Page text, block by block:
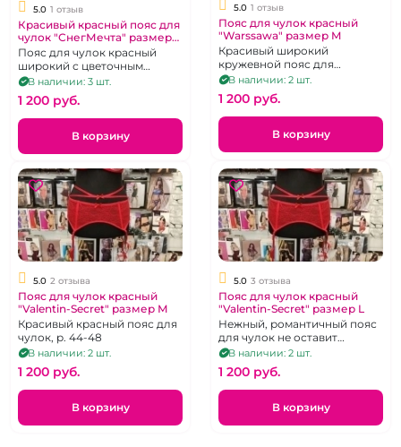
5.0 1 отзыв
Красивый красный пояс для
чулок "СнегМечта" размер
M
Пояс для чулок красный
широкий с цветочным
узором
В наличии: 3 шт.
1 200 pуб.
В корзину
5.0 1 отзыв
Пояс для чулок красный
"Warssawa" размер M
Красивый широкий
кружевной пояс для
чуок.Размер 44-46
В наличии: 2 шт.
1 200 pуб.
В корзину
5.0 2 отзыва
Пояс для чулок красный
"Valentin-Secret" размер М
Красивый красный пояс для
чулок, р. 44-48
В наличии: 2 шт.
1 200 pуб.
В корзину
5.0 3 отзыва
Пояс для чулок красный
"Valentin-Secret" размер L
Нежный, романтичный пояс
для чулок не оставит
равнодушным вашего
В наличии: 2 шт.
1 200 pуб.
В корзину